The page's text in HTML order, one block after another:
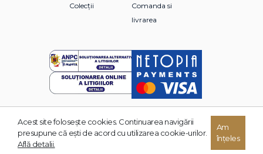
Colecții
Comanda si
livrarea
© 2026 Grupul Editorial TREI. Toate drepturile rezervate.
Acest site foloseşte cookies. Continuarea navigării
presupune că eşti de acord cu utilizarea cookie-urilor.
Află detalii.
Am
înțeles